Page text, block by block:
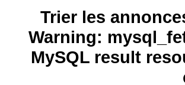
Trier les
Warning:
MySQL result